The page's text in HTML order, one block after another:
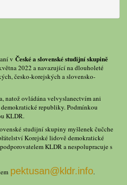
v České a slovenské studijní skupině
2022 a navazující na dlouholeté
česko-korejských a slovensko-
natož ovládána velvyslanectvím ani
republiky. Podmínkou
KLDR.
studijní skupiny myšlenek čučche
Korejské lidově demokratické
KLDR a nespolupracuje s
pektusan@kldr.info.